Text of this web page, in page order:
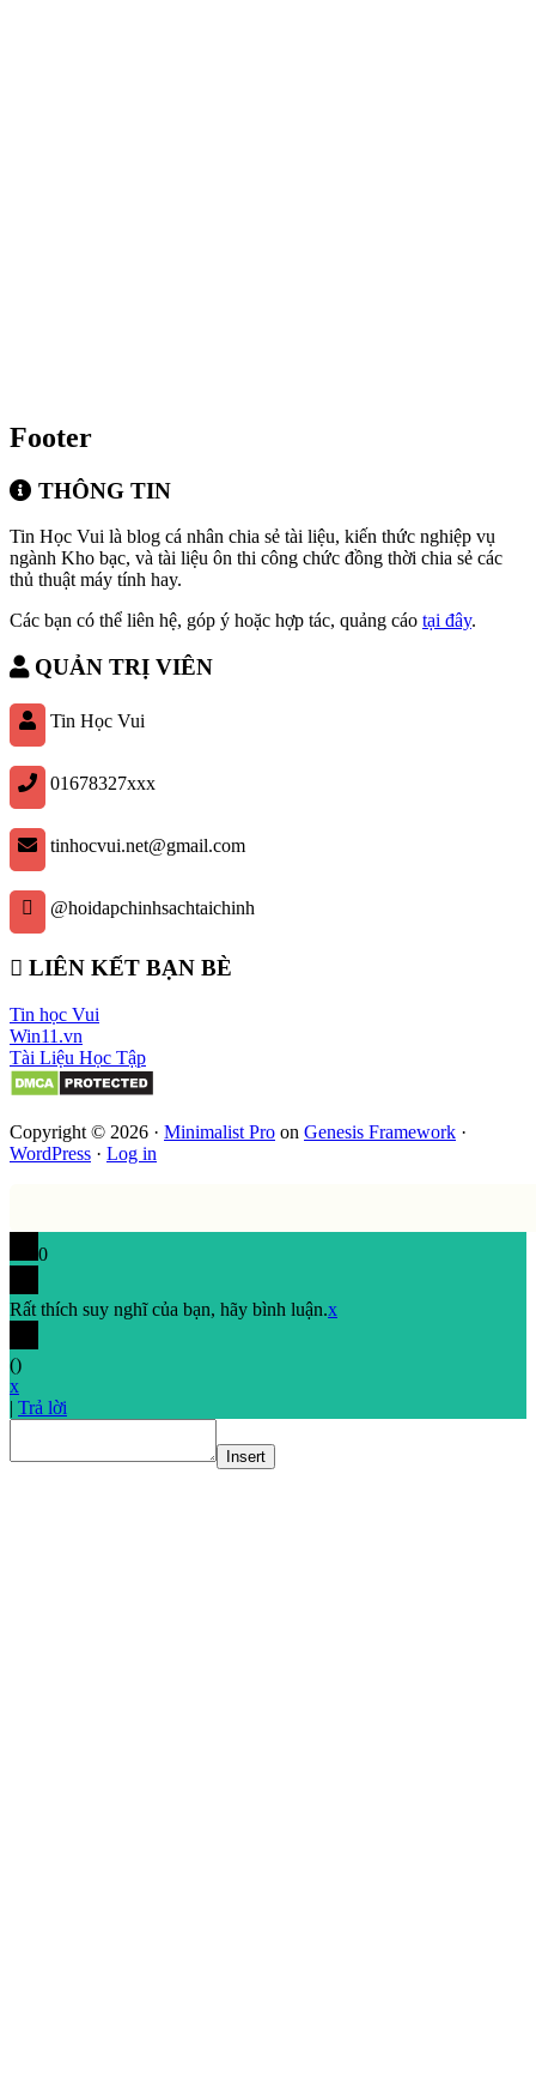
Footer
THÔNG TIN
Tin Học Vui là blog cá nhân chia sẻ tài liệu, kiến thức nghiệp vụ
ngành Kho bạc, và tài liệu ôn thi công chức đồng thời chia sẻ các
thủ thuật máy tính hay.
Các bạn có thể liên hệ, góp ý hoặc hợp tác, quảng cáo tại đây.
QUẢN TRỊ VIÊN
Tin Học Vui
01678327xxx
tinhocvui.net@gmail.com
@hoidapchinhsachtaichinh
LIÊN KẾT BẠN BÈ
Tin học Vui
Win11.vn
Tài Liệu Học Tập
Copyright © 2026 · Minimalist Pro on Genesis Framework ·
WordPress · Log in
0
Rất thích suy nghĩ của bạn, hãy bình luận.x
()
x
| Trả lời
Insert